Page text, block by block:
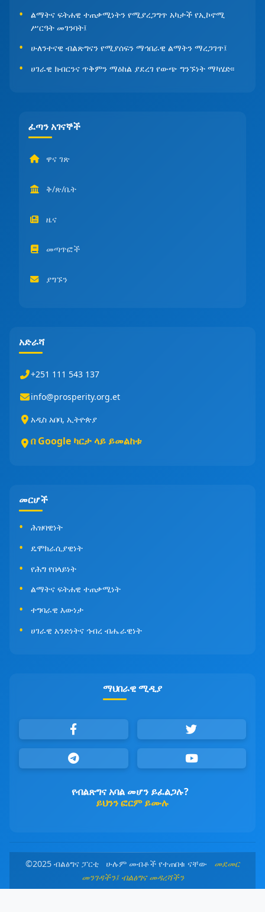
ልማትና ፍትሐዊ ተጠቃሚነትን የሚያረጋግጥ አካታች የኢኮኖሚ
ሥርዓት መገንባት፤
ሁለንተናዊ ብልጽግናን የሚያሰፍን ማኅበራዊ ልማትን ማረጋገጥ፤
ሀገራዊ ክብርንና ጥቅምን ማዕከል ያደረገ የውጭ ግንኙነት ማካሄድ፡፡
ፈጣን አገናኞች
ዋና ገጽ
ቅ/ጽ/ቤት
ዜና
መጣጥፎች
ያግኙን
አድራሻ
+251 111 543 137
info@prosperity.org.et
አዲስ አበባ, ኢትዮጵያ
በ Google ካርታ ላይ ይመልከቱ
መርሆች
ሕዝባዊነት
ዴሞክራሲያዊነት
የሕግ የበላይነት
ልማትና ፍትሐዊ ተጠቃሚነት
ተግባራዊ እውነታ
ሀገራዊ አንድነትና ኅብረ ብሔራዊነት
ማህበራዊ ሚዲያ
የብልጽግና አባል መሆን ይፈልጋሉ?
ይህንን ፎርም ይሙሉ
©2025 ብልፅግና ፓርቲ ሁሉም መብቶች የተጠበቁ ናቸው መደመር
መንገዳችን፤ ብልፅግና መዳረሻችን